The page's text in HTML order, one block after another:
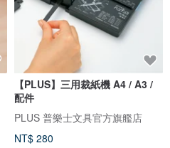
【PLUS】三用裁紙機 A4 / A3 /
配件
PLUS 普樂士文具官方旗艦店
NT$ 280